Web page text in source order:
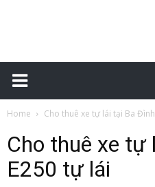
Home Cho thuê xe tự lái tại Ba Đình
Cho thuê xe tự
E250 tự lái